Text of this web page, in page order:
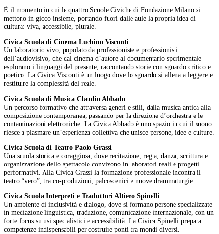
È il momento in cui le quattro Scuole Civiche di Fondazione Milano si
mettono in gioco insieme, portando fuori dalle aule la propria idea di
cultura: viva, accessibile, plurale.
Civica Scuola di Cinema Luchino Visconti
Un laboratorio vivo, popolato da professioniste e professionisti
dell’audiovisivo, che dal cinema d’autore al documentario sperimentale
esplorano i linguaggi del presente, raccontando storie con sguardo critico e
poetico. La Civica Visconti è un luogo dove lo sguardo si allena a leggere e
restituire la complessità del reale.
Civica Scuola di Musica Claudio Abbado
Un percorso formativo che attraversa generi e stili, dalla musica antica alla
composizione contemporanea, passando per la direzione d’orchestra e le
contaminazioni elettroniche. La Civica Abbado è uno spazio in cui il suono
riesce a plasmare un’esperienza collettiva che unisce persone, idee e culture.
Civica Scuola di Teatro Paolo Grassi
Una scuola storica e coraggiosa, dove recitazione, regia, danza, scrittura e
organizzazione dello spettacolo convivono in laboratori reali e progetti
performativi. Alla Civica Grassi la formazione professionale incontra il
teatro “vero”, tra co-produzioni, palcoscenici e nuove drammaturgie.
Civica Scuola Interpreti e Traduttori Altiero Spinelli
Un ambiente di inclusività e dialogo, dove si formano persone specializzate
in mediazione linguistica, traduzione, comunicazione internazionale, con un
forte focus su usi specialistici e accessibilità. La Civica Spinelli prepara
competenze indispensabili per costruire ponti tra mondi diversi.